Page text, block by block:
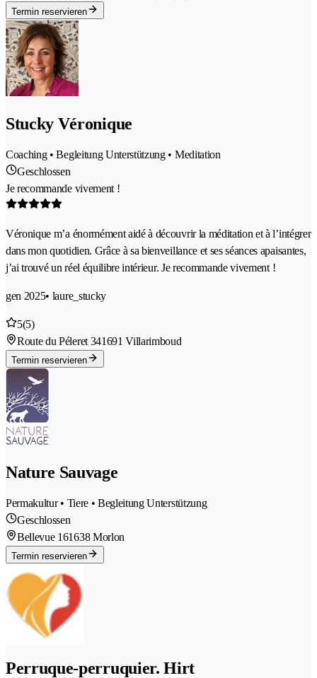
Termin reservieren
Stucky Véronique
Coaching • Begleitung Unterstützung • Meditation
Geschlossen
Je recommande vivement !
Véronique m’a énormément aidé à découvrir la méditation et à l’intégrer
dans mon quotidien. Grâce à sa bienveillance et ses séances apaisantes,
j’ai trouvé un réel équilibre intérieur. Je recommande vivement !
gen 2025• laure_stucky
5(5)
Route du Péleret 341691 Villarimboud
Termin reservieren
Nature Sauvage
Permakultur • Tiere • Begleitung Unterstützung
Geschlossen
Bellevue 161638 Morlon
Termin reservieren
Perruque-perruquier. Hirt